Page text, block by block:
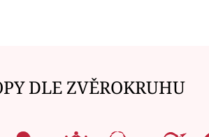
DLE ZVĚROKRUHU